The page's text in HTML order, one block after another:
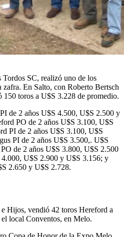
SC, realizó uno de los
zafra. En Salto, con Roberto Bertsch
toros a U$S 3.228 de promedio.
de 2 años U$S 4.500, U$S 2.500 y
PO de 2 años U$S 3.100, U$S
PI de 2 años U$S 3.100, U$S
PI de 2 años U$S 3.500,. U$S
de 2 años U$S 3.800, U$S 2.500
U$S 2.900 y U$S 3.156; y
2.650 y U$S 2.728.
Hijos, vendió 42 toros Hereford a
local Conventos, en Melo.